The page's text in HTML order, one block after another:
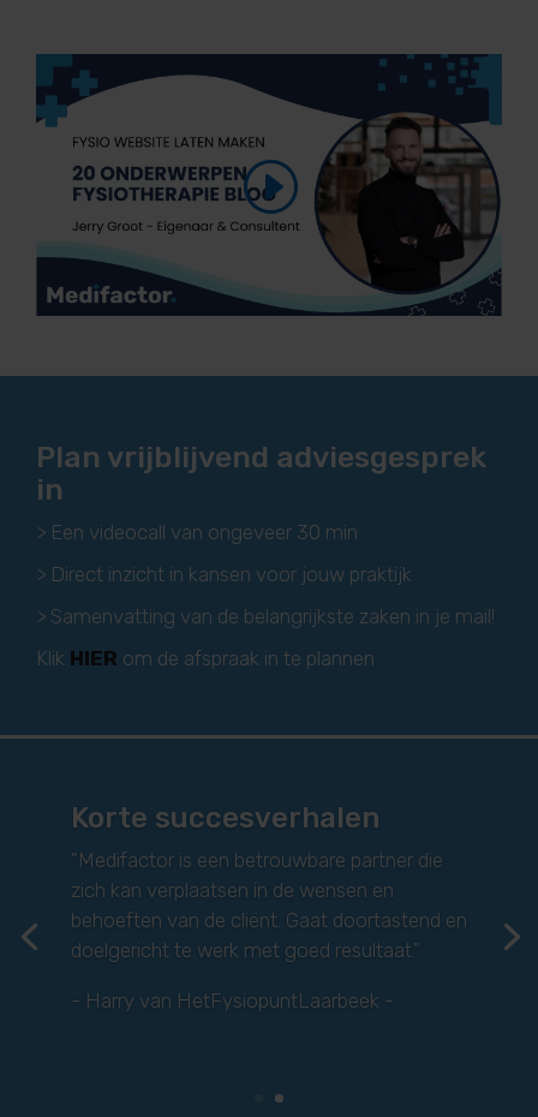
Plan vrijblijvend adviesgesprek
in
> Een videocall van ongeveer 30 min
> Direct inzicht in kansen voor jouw praktijk
> Samenvatting van de belangrijkste zaken in je mail!
Klik HIER om de afspraak in te plannen
Korte succesverhalen
"Medifactor is een bedrijf dat echt uitblinkt
door hun brede scala aan kennis en expertise.
Ze hanteren doelgerichte strategieën en
bieden duidelijke sturing op visie, wat zorgt